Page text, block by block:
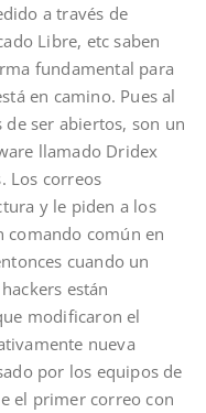
a través de
Libre, etc saben
fundamental para
en camino. Pues al
ser abiertos, son un
llamado Dridex
Los correos
y le piden a los
comando común en
cuando un
están
modificaron el
nueva
por los equipos de
el primer correo con